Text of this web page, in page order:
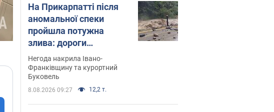
На Прикарпатті після
аномальної спеки
пройшла потужна
злива: дороги
перетворились на
річки. Відео
Негода накрила Івано-
Франківщину та курортний
Буковель
8.08.2026 09:27 12,2 т.